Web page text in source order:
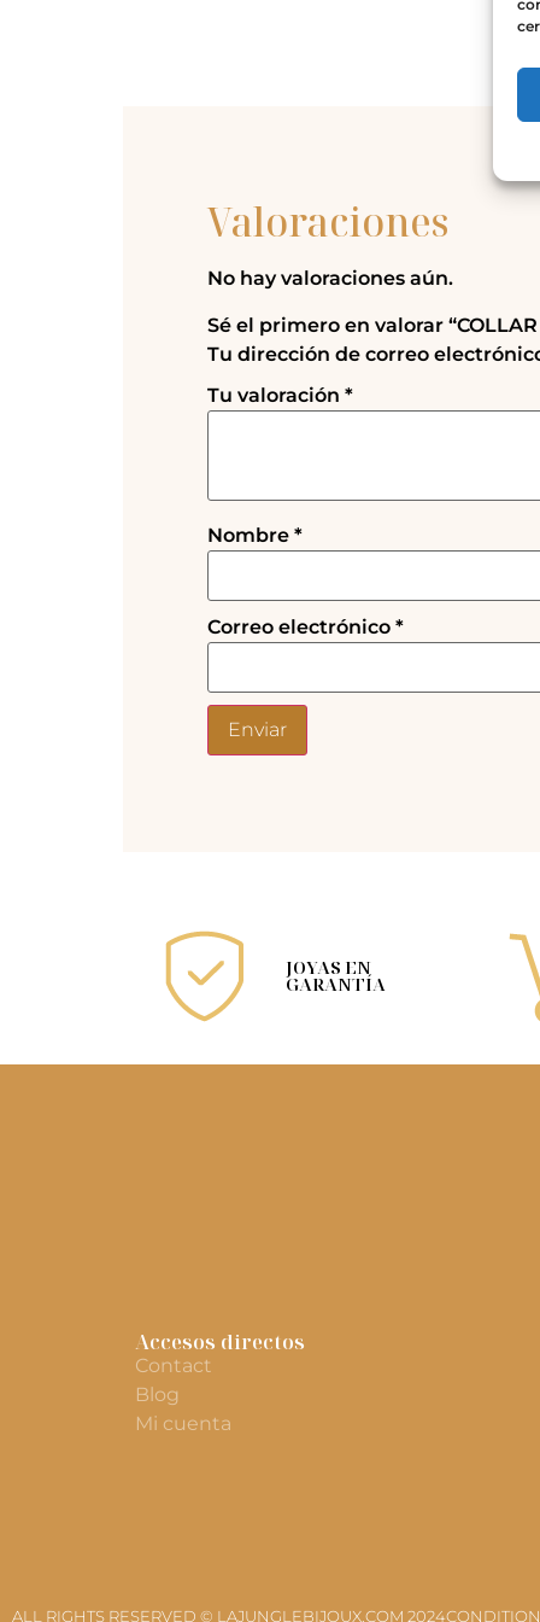
Valoraciones
No hay valoraciones aún.
Sé el primero en valorar
Tu dirección de correo
Tu valoración *
Nombre *
Correo electrónico *
JOYAS EN
GARANTÍA
Accesos directos
Contact
Blog
Mi cuenta
ALL RIGHTS RESERVED © LAJUNGLEBIJOUX.COM 2024